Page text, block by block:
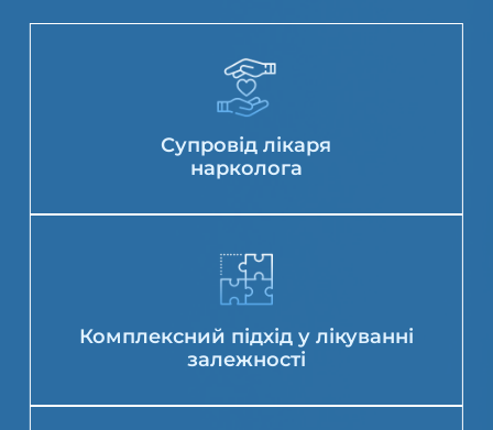
Супровід лікаря
нарколога
Комплексний підхід у лікуванні
залежності